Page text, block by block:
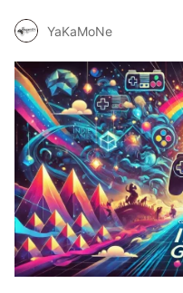
YaKaMoNe